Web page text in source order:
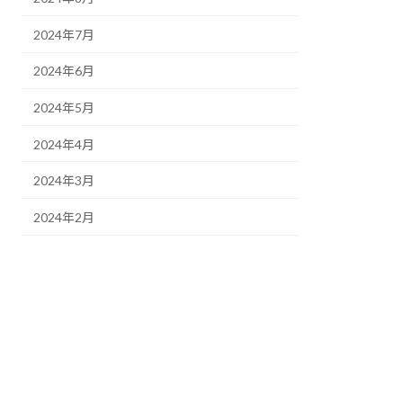
2024年7月
2024年6月
2024年5月
2024年4月
2024年3月
2024年2月